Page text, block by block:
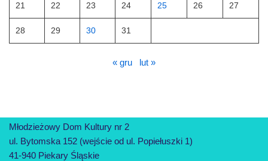
21 22 23 24 25 26 27
28 29 30 31
« gru lut »
Młodzieżowy Dom Kultury nr 2
ul. Bytomska 152 (wejście od ul. Popiełuszki 1)
41-940 Piekary Śląskie